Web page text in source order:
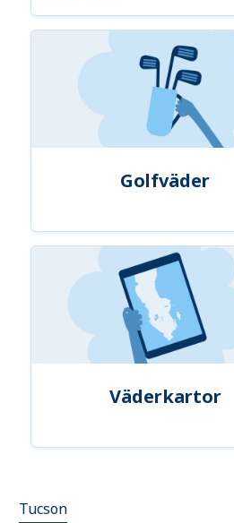
Golfväder
Väderkartor
Tucson